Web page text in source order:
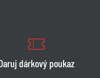
dárkový poukaz